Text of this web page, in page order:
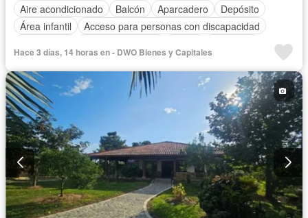
Aire acondicionado
Balcón Aparcadero
Depósito
Área infantil
Acceso para personas con discapacidad
Cocina integral
Internet Gas natural
Vista panorámica
Seguridad privada
Cuarto de servicio Piscina
Agua
Patio
Hace 3 días, 14 horas en - DWO Bienes y Capitales